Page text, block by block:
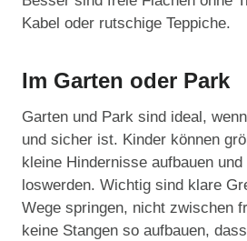
Kabel oder rutschige Teppiche.
Im Garten oder Park
Garten und Park sind ideal,
und sicher ist. Kinder können
kleine Hindernisse aufbauen
loswerden. Wichtig sind klare
Wege springen, nicht zwischen
keine Stangen so aufbauen,